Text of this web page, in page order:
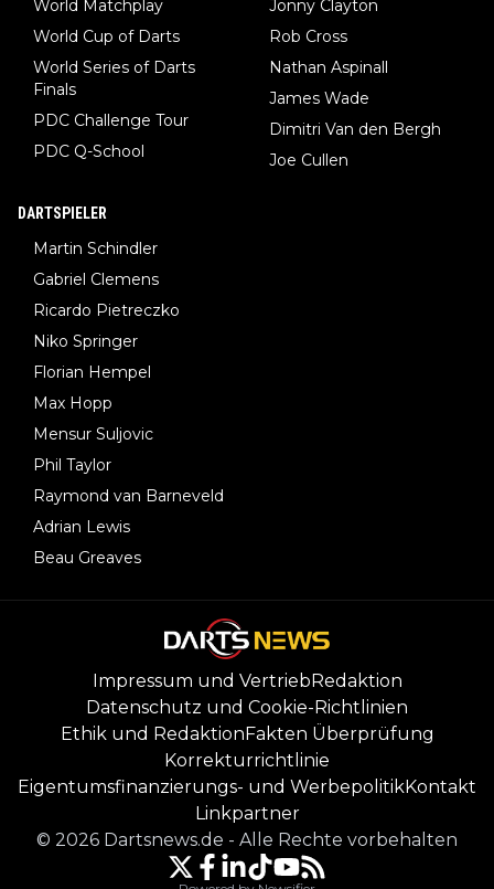
World Matchplay
World Cup of Darts
World Series of Darts
Finals
PDC Challenge Tour
PDC Q-School
Jonny Clayton
Rob Cross
Nathan Aspinall
James Wade
Dimitri Van den Bergh
Joe Cullen
DARTSPIELER
Martin Schindler
Gabriel Clemens
Ricardo Pietreczko
Niko Springer
Florian Hempel
Max Hopp
Mensur Suljovic
Phil Taylor
Raymond van Barneveld
Adrian Lewis
Beau Greaves
Impressum und VertriebRedaktion
Datenschutz und Cookie-Richtlinien
Ethik und RedaktionFakten Überprüfung
Korrekturrichtlinie
Eigentumsfinanzierungs- und WerbepolitikKontakt
Linkpartner
© 2026 Dartsnews.de - Alle Rechte vorbehalten